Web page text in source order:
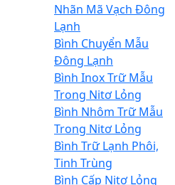
Nhãn Mã Vạch Đông
Lạnh
Bình Chuyển Mẫu
Đông Lạnh
Bình Inox Trữ Mẫu
Trong Nitơ Lỏng
Bình Nhôm Trữ Mẫu
Trong Nitơ Lỏng
Bình Trữ Lạnh Phôi,
Tinh Trùng
Bình Cấp Nitơ Lỏng